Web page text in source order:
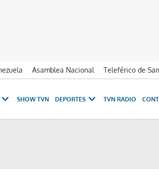
Asamblea Nacional
Teleférico de
SHOW TVN DEPORTES TVN RADIO